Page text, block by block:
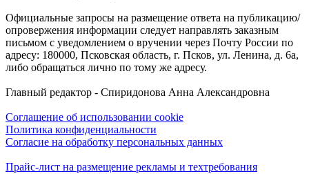
Официальные запросы на размещение ответа на публикацию/
опровержения информации следует направлять заказным
письмом с уведомлением о вручении через Почту России по
адресу: 180000, Псковская область, г. Псков, ул. Ленина, д. 6а,
либо обращаться лично по тому же адресу.
Главный редактор - Спиридонова Анна Александровна
Соглашение об использовании cookie
Политика конфиденциальности
Согласие на обработку персональных данных
Прайс-лист на размещение рекламы и техтребования